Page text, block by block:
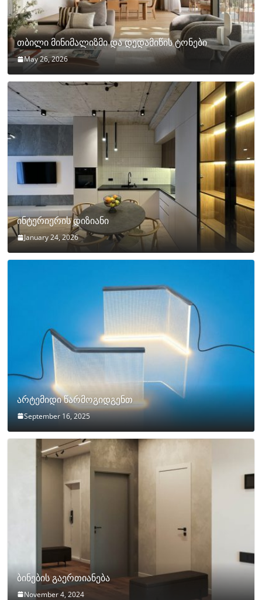
თბილი მინიმალიზმი და დედამიწის ტონები
May 26, 2026
ინტერიერის დიზიანი
January 24, 2026
არტემიდი წარმოგიდგენთ
September 16, 2025
ბინების გაერთიანება
November 4, 2024